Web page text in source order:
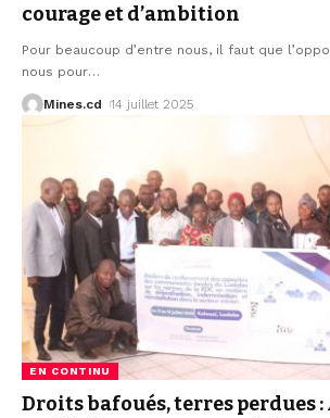
courage et d’ambition
Pour beaucoup d’entre nous, il faut que
nous pour…
Mines.cd 14 juillet 2025
EN CONTINU
Droits bafoués, terres perdues :